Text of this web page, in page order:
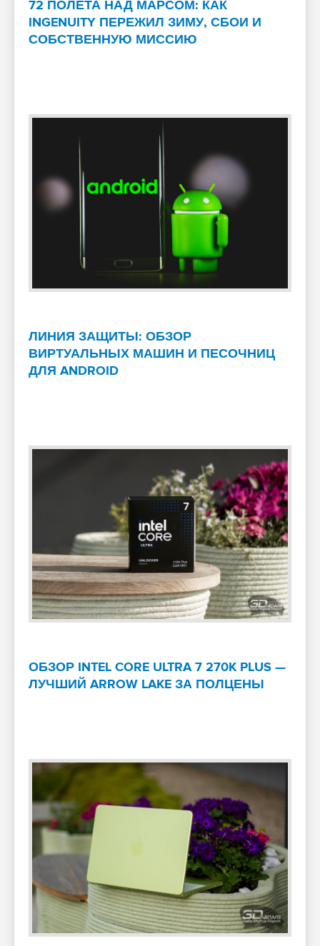
72 ПОЛЁТА НАД МАРСОМ: КАК
INGENUITY ПЕРЕЖИЛ ЗИМУ, СБОИ И
СОБСТВЕННУЮ МИССИЮ
ЛИНИЯ ЗАЩИТЫ: ОБЗОР
ВИРТУАЛЬНЫХ МАШИН И ПЕСОЧНИЦ
ДЛЯ ANDROID
ОБЗОР INTEL CORE ULTRA 7 270K PLUS —
ЛУЧШИЙ ARROW LAKE ЗА ПОЛЦЕНЫ